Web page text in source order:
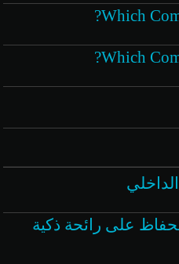
Which
Which
على رائحة ذكية